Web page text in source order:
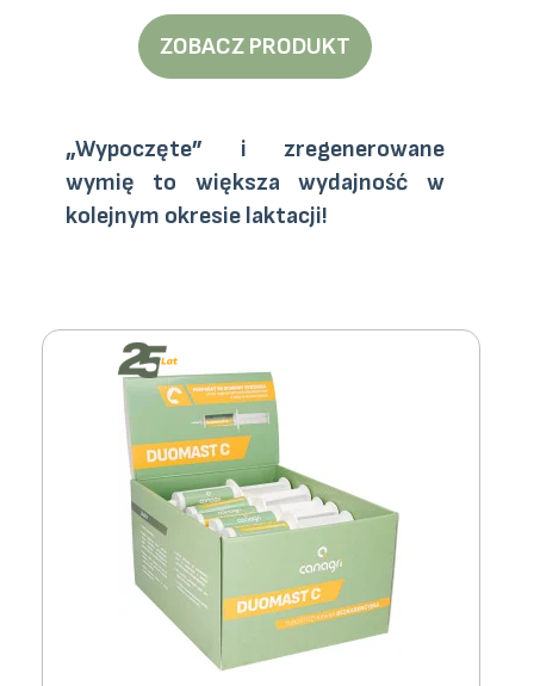
ZOBACZ PRODUKT
„Wypoczęte” i zregenerowane
wymię to większa wydajność w
kolejnym okresie laktacji!